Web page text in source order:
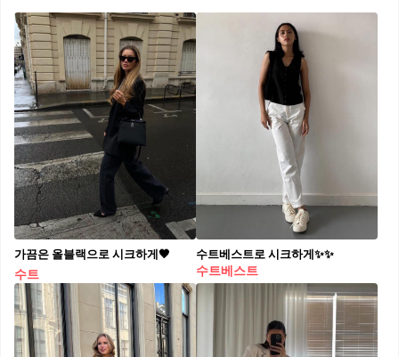
가끔은 올블랙으로 시크하게🖤
수트
수트베스트로 시크하게✨✨
수트베스트